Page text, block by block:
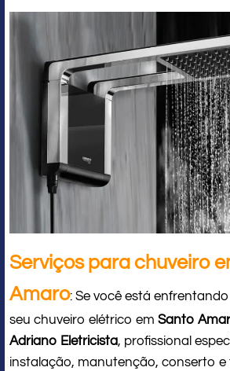
Serviços para chuveiro
Amaro: Se você está
seu chuveiro elétrico em Santo
Adriano Eletricista, profissional
instalação, manutenção, conserto e